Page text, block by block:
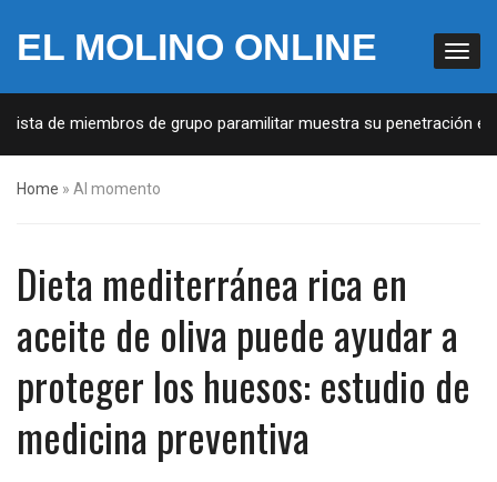
EL MOLINO ONLINE
de miembros de grupo paramilitar muestra su penetración en la
Home » Al momento
Dieta mediterránea rica en
aceite de oliva puede ayudar a
proteger los huesos: estudio de
medicina preventiva